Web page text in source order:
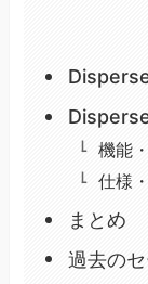
機能
仕様
まとめ
過去の